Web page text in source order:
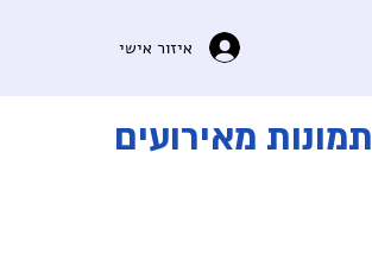
איזור אישי
תמונות מאירועים